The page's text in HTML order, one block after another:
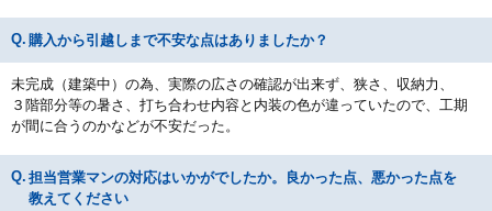
購入から引越しまで不安な点はありましたか？
未完成（建築中）の為、実際の広さの確認が出来ず、狭さ、収納力、
３階部分等の暑さ、打ち合わせ内容と内装の色が違っていたので、工期
が間に合うのかなどが不安だった。
担当営業マンの対応はいかがでしたか。良かった点、悪かった点を
教えてください